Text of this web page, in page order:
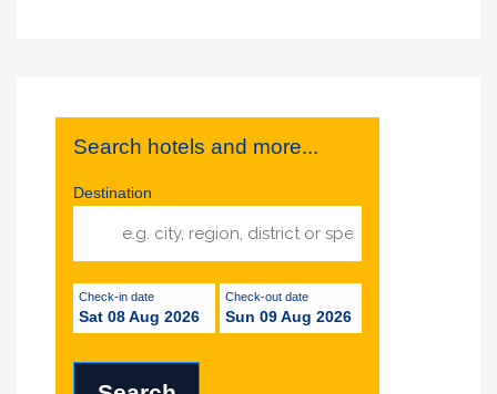
Search hotels and more...
Destination
Check-in date
Sat 08 Aug 2026
Check-out date
Sun 09 Aug 2026